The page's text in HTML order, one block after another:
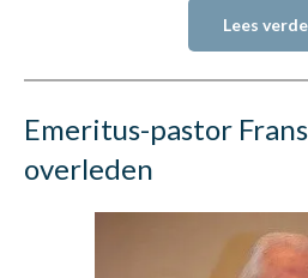
Lees
Emeritus-pastor
overleden